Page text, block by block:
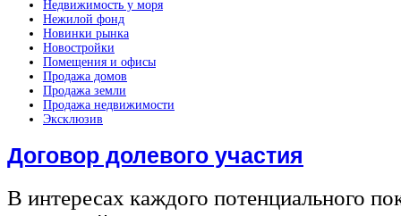
Недвижимость у моря
Нежилой фонд
Новинки рынка
Новостройки
Помещения и офисы
Продажа домов
Продажа земли
Продажа недвижимости
Эксклюзив
Договор долевого участия
В интересах каждого потенциального